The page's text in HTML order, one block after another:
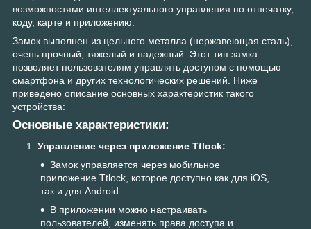
возможностями интеллектуального управления по отпечатку,
коду, карте и приложению.
Замок выполнен из цельного металла (нержавеющая сталь),
очень прочный, тяжелый и надежный. Этот тип замка
позволяет пользователям управлять доступом с помощью
смартфона и других технологических решений. Ниже
приведено описание основных характеристик такого
устройства:
Основные характеристики:
Управление через приложение Ttlock:
Замок управляется через мобильное
приложение Ttlock, которое доступно как для iOS,
так и для Android.
В приложении можно настраивать
пользователей, изменять права доступа и